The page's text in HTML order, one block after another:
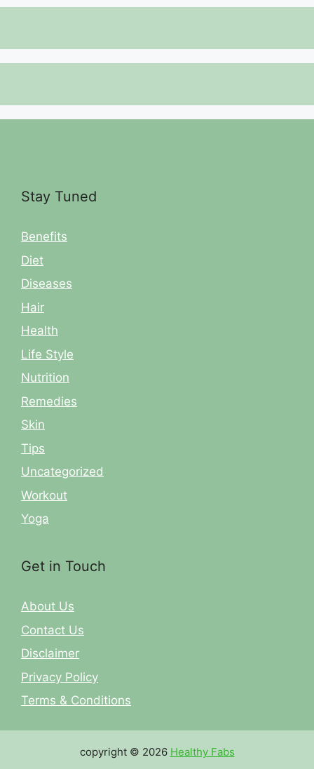
Stay Tuned
Benefits
Diet
Diseases
Hair
Health
Life Style
Nutrition
Remedies
Skin
Tips
Uncategorized
Workout
Yoga
Get in Touch
About Us
Contact Us
Disclaimer
Privacy Policy
Terms & Conditions
copyright © 2026 Healthy Fabs